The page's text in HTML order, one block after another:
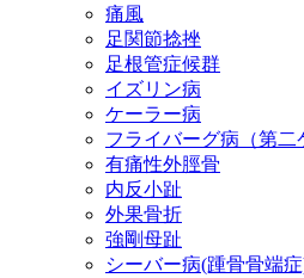
痛風
足関節捻挫
足根管症候群
イズリン病
ケーラー病
フライバーグ病（第二
有痛性外脛骨
内反小趾
外果骨折
強剛母趾
シーバー病(踵骨骨端